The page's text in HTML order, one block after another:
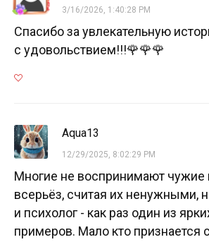
3/16/2026, 1:40:28 PM
Спасибо за увлекательную
с удовольствием!!!🌹🌹🌹
Aqua13
12/29/2025, 8:02:29 PM
Многие не воспринимают чужие
всерьёз, считая их ненужными,
и психолог - как раз один из
примеров. Мало кто признается